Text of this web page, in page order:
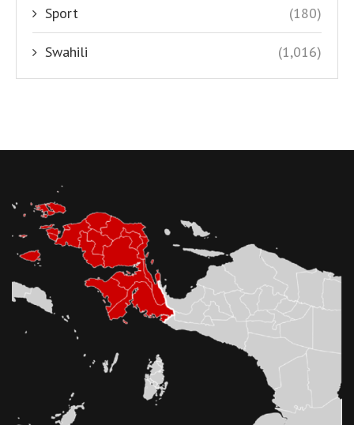
Sport (180)
Swahili (1,016)